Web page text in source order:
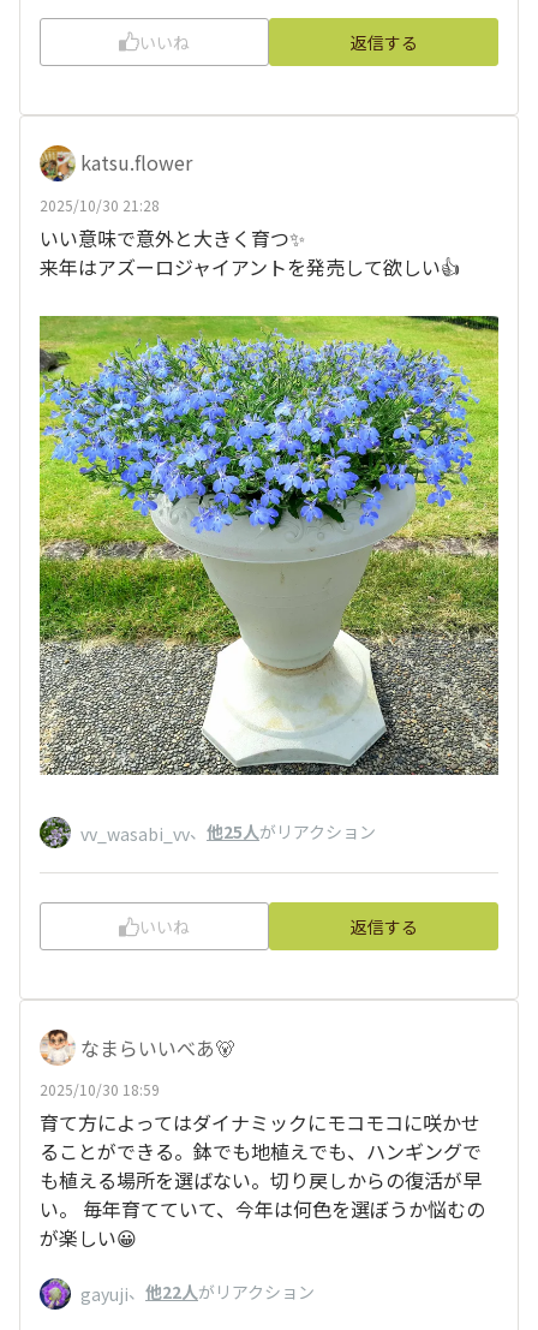
いいね 返信する
katsu.flower
2025/10/30 21:28
いい意味で意外と大きく育つ✨
来年はアズーロジャイアントを発売して欲しい👍
vv_wasabi_vv、 他25人がリアクション
いいね 返信する
なまらいいべあ🐻
2025/10/30 18:59
育て方によってはダイナミックにモコモコに咲かせ
ることができる。鉢でも地植えでも、ハンギングで
も植える場所を選ばない。切り戻しからの復活が早
い。 毎年育てていて、今年は何色を選ぼうか悩むの
が楽しい😀
gayuji、 他22人がリアクション